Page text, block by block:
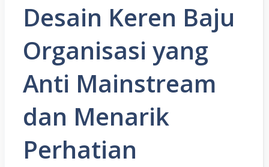
Desain Keren Baju
Organisasi yang
Anti Mainstream
dan Menarik
Perhatian